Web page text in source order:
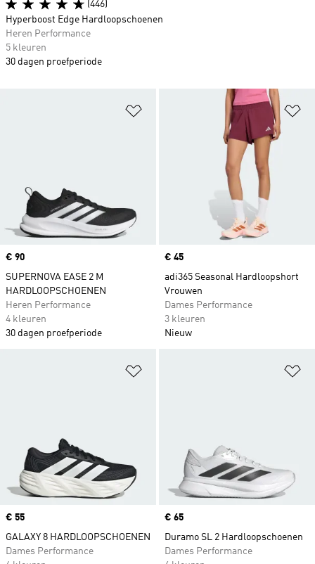
Op verlanglijst zetten
Price
€ 90
SUPERNOVA EASE 2 M
HARDLOOPSCHOENEN
Heren Performance
4 kleuren
30 dagen proefperiode
Price
€ 45
adi365 Seasonal Hardloopshort
Vrouwen
Dames Performance
3 kleuren
Nieuw
Price
€ 55
GALAXY 8 HARDLOOPSCHOENEN
Dames Performance
Price
€ 65
Duramo SL 2 Hardloopschoenen
Dames Performance
(446)
Hyperboost Edge Hardloopschoenen
Heren Performance
5 kleuren
30 dagen proefperiode